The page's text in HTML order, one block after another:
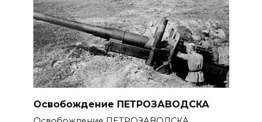
Освобождение ПЕТРОЗАВОДСКА